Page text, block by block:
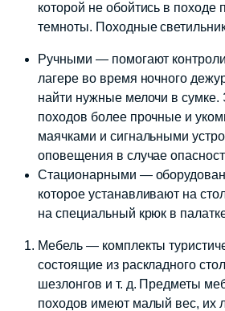
которой не обойтись в походе
темноты. Походные
Ручными — помогают
лагере во время ночного
найти нужные мелочи в сумке.
походов более прочные и
маячками и сигнальными
оповещения в случае
Стационарными —
которое устанавливают на
на специальный крюк в
Мебель — комплекты
состоящие из раскладного
шезлонгов и т. д. Предметы
походов имеют малый вес, их